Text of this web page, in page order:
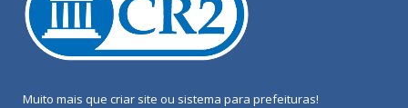
Muito mais que criar site ou sistema para prefeituras!